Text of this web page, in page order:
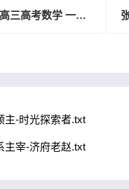
张磊 2026高三高考数学 一轮秋季班
主-时光探索者.txt
主宰-济府老赵.txt